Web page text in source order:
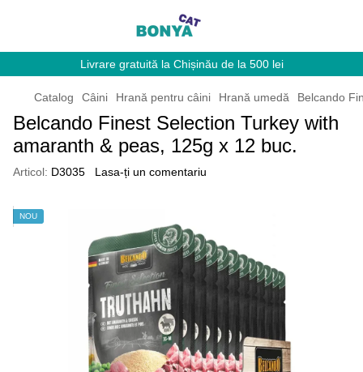
Livrare gratuită la Chișinău de la 500 lei
Catalog Câini Hrană pentru câini Hrană umedă Belcando
Belcando Finest Selection Turkey with
amaranth & peas, 125g x 12 buc.
Articol: D3035 Lasa-ți un comentariu
NOU